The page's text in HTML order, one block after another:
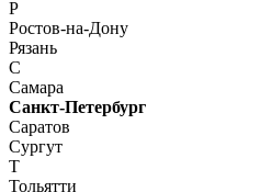
Р
Ростов-на-Дону
Рязань
С
Самара
Санкт-Петербург
Саратов
Сургут
Т
Тольятти